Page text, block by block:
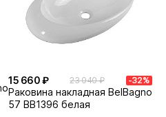
15 660 ₽ 23 040 ₽ -32%
Раковина накладная BelBagno
57 BB1396 белая